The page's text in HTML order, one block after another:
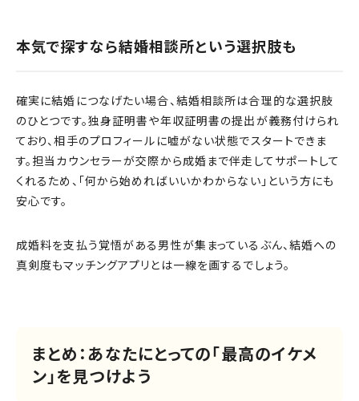
本気で探すなら結婚相談所という選択肢も
確実に結婚につなげたい場合、結婚相談所は合理的な選択肢
のひとつです。独身証明書や年収証明書の提出が義務付けられ
ており、相手のプロフィールに嘘がない状態でスタートできま
す。担当カウンセラーが交際から成婚まで伴走してサポートして
くれるため、「何から始めればいいかわからない」という方にも
安心です。
成婚料を支払う覚悟がある男性が集まっているぶん、結婚への
真剣度もマッチングアプリとは一線を画するでしょう。
まとめ：あなたにとっての「最高のイケメ
ン」を見つけよう